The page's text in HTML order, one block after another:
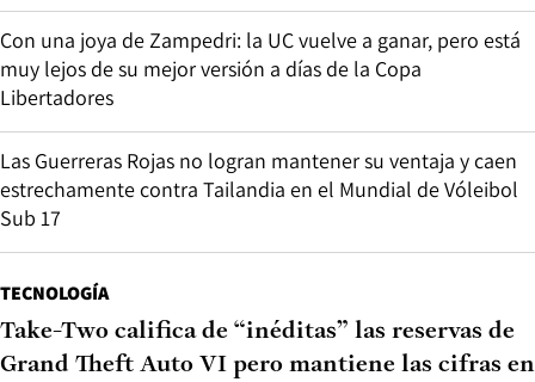
Con una joya de Zampedri: la UC vuelve a ganar, pero está
muy lejos de su mejor versión a días de la Copa
Libertadores
Las Guerreras Rojas no logran mantener su ventaja y caen
estrechamente contra Tailandia en el Mundial de Vóleibol
Sub 17
TECNOLOGÍA
Take-Two califica de “inéditas” las reservas de
Grand Theft Auto VI pero mantiene las cifras en